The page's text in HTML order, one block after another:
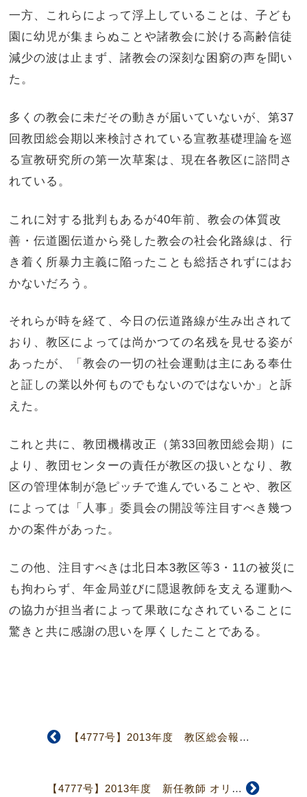
一方、これらによって浮上していることは、子ども
園に幼児が集まらぬことや諸教会に於ける高齢信徒
減少の波は止まず、諸教会の深刻な困窮の声を聞い
た。
多くの教会に未だその動きが届いていないが、第37
回教団総会期以来検討されている宣教基礎理論を巡
る宣教研究所の第一次草案は、現在各教区に諮問さ
れている。
これに対する批判もあるが40年前、教会の体質改
善・伝道圏伝道から発した教会の社会化路線は、行
き着く所暴力主義に陥ったことも総括されずにはお
かないだろう。
それらが時を経て、今日の伝道路線が生み出されて
おり、教区によっては尚かつての名残を見せる姿が
あったが、「教会の一切の社会運動は主にある奉仕
と証しの業以外何ものでもないのではないか」と訴
えた。
これと共に、教団機構改正（第33回教団総会期）に
より、教団センターの責任が教区の扱いとなり、教
区の管理体制が急ピッチで進んでいることや、教区
によっては「人事」委員会の開設等注目すべき幾つ
かの案件があった。
この他、注目すべきは北日本3教区等3・11の被災に
も拘わらず、年金局並びに隠退教師を支える運動へ
の協力が担当者によって果敢になされていることに
驚きと共に感謝の思いを厚くしたことである。
【4777号】2013年度 教区総会報告 日本伝道、教区伝道を論点として 神奈川
【4777号】2013年度 新任教師 オリエンテーション